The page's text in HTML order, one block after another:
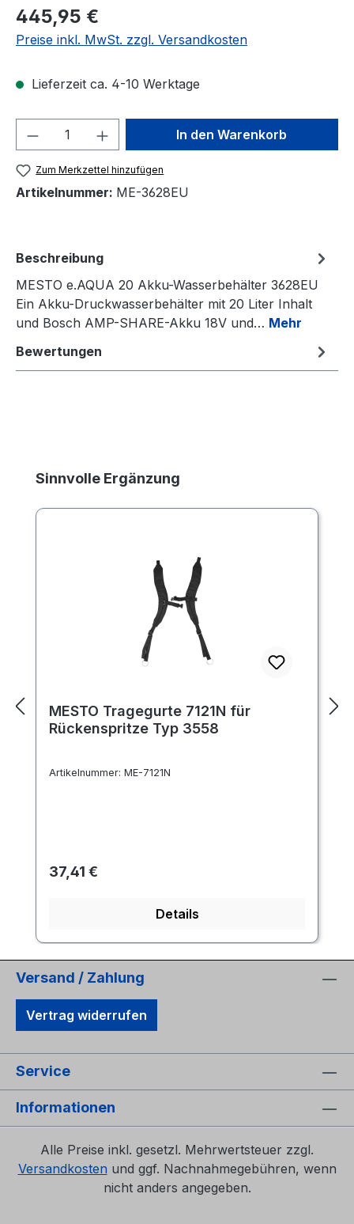
Regulärer Preis:
445,95 €
Preise inkl. MwSt. zzgl. Versandkosten
Lieferzeit ca. 4-10 Werktage
Produkt Anzahl: Gib denIn den Warenkorb
Zum Merkzettel hinzufügen
Artikelnummer: ME-3628EU
Beschreibung
MESTO e.AQUA 20 Akku-Wasserbehälter 3628EU
Ein Akku-Druckwasserbehälter mit 20 Liter Inhalt
und Bosch AMP-SHARE-Akku 18V und… Mehr
Bewertungen
Produktgalerie überspringen
Sinnvolle Ergänzung
MESTO Tragegurte 7121N für
Rückenspritze Typ 3558
Artikelnummer: ME-7121N
Regulärer Preis:
37,41 €
Details
Versand / Zahlung
Vertrag widerrufen
Service
Informationen
Alle Preise inkl. gesetzl. Mehrwertsteuer zzgl.
Versandkosten und ggf. Nachnahmegebühren, wenn
nicht anders angegeben.